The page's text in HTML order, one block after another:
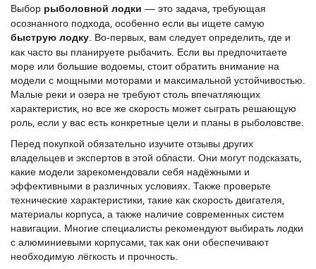
Выбор рыболовной лодки — это задача, требующая
осознанного подхода, особенно если вы ищете самую
быструю лодку. Во-первых, вам следует определить, где и
как часто вы планируете рыбачить. Если вы предпочитаете
море или большие водоемы, стоит обратить внимание на
модели с мощными моторами и максимальной устойчивостью.
Малые реки и озера не требуют столь впечатляющих
характеристик, но все же скорость может сыграть решающую
роль, если у вас есть конкретные цели и планы в рыболовстве.
Перед покупкой обязательно изучите отзывы других
владельцев и экспертов в этой области. Они могут подсказать,
какие модели зарекомендовали себя надёжными и
эффективными в различных условиях. Также проверьте
технические характеристики, такие как скорость двигателя,
материалы корпуса, а также наличие современных систем
навигации. Многие специалисты рекомендуют выбирать лодки
с алюминиевыми корпусами, так как они обеспечивают
необходимую лёгкость и прочность.